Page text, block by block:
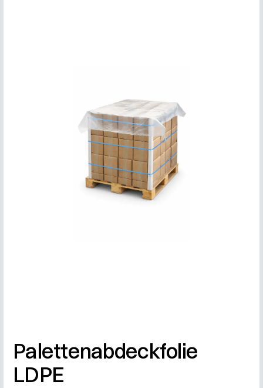
Palettenabdeckfolie
LDPE